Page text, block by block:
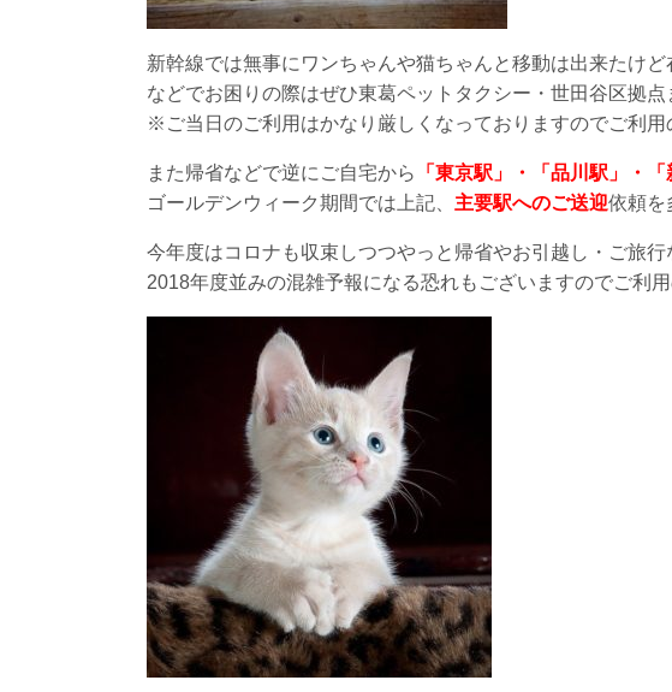
新幹線では無事にワンちゃんや猫ちゃんと移動は出来たけ
などでお困りの際はぜひ東葛ペットタクシー・世田谷区拠点
※ご当日のご利用はかなり厳しくなっておりますのでご利
また帰省などで逆にご自宅から 「東京駅」・「品川駅」・「
ゴールデンウィーク期間では上記、 主要駅へのご送迎依頼を
今年度はコロナも収束しつつやっと帰省やお引越し・ご旅行
2018年度並みの混雑予報になる恐れもございますのでご利